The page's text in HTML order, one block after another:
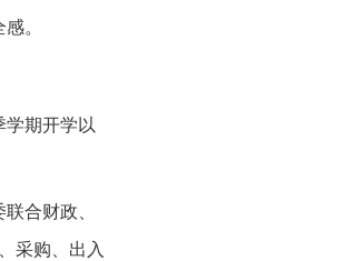
。
期开学以
合财政、
采购、出入